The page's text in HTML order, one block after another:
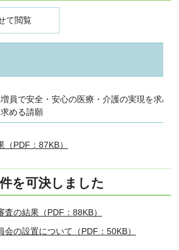
て閲覧
増員で安全・安心の医療・介護の実現を求め
める請願
PDF：87KB）
を可決しました
の結果（PDF：88KB）
会の設置について（PDF：50KB）